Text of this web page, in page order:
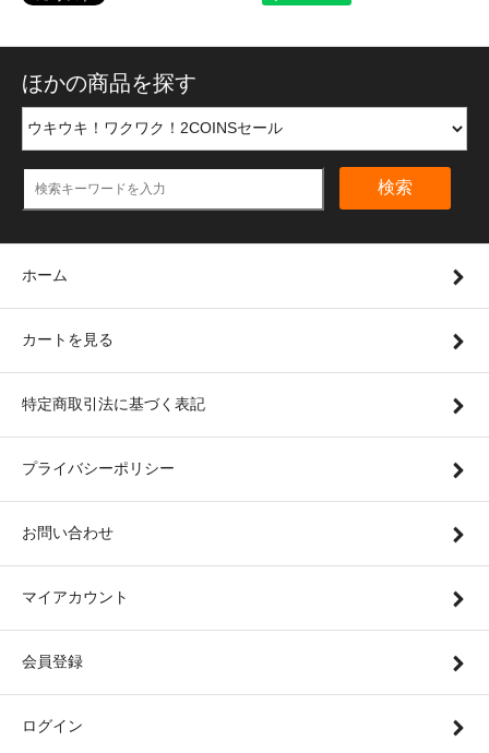
ほかの商品を探す
検索
ホーム
カートを見る
特定商取引法に基づく表記
プライバシーポリシー
お問い合わせ
マイアカウント
会員登録
ログイン